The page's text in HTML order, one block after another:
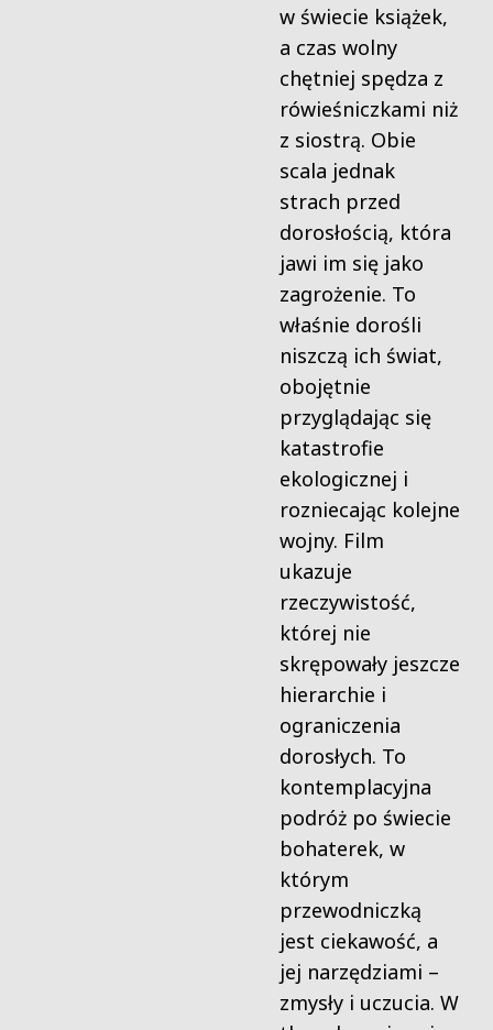
w świecie książek,
a czas wolny
chętniej spędza z
rówieśniczkami niż
z siostrą. Obie
scala jednak
strach przed
dorosłością, która
jawi im się jako
zagrożenie. To
właśnie dorośli
niszczą ich świat,
obojętnie
przyglądając się
katastrofie
ekologicznej i
rozniecając kolejne
wojny. Film
ukazuje
rzeczywistość,
której nie
skrępowały jeszcze
hierarchie i
ograniczenia
dorosłych. To
kontemplacyjna
podróż po świecie
bohaterek, w
którym
przewodniczką
jest ciekawość, a
jej narzędziami –
zmysły i uczucia. W